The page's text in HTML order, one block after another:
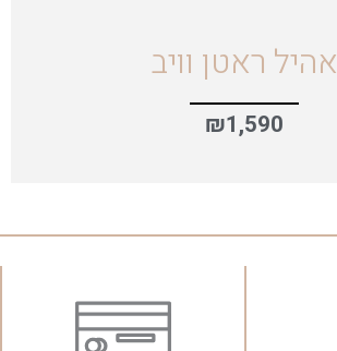
אהיל ראטן וויב
₪1,590